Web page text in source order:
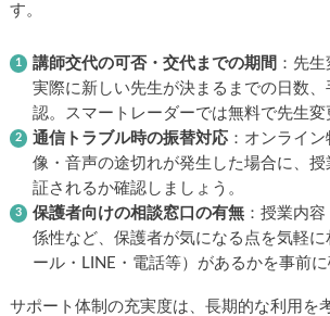
す。
講師交代の可否・交代までの期間 ：先
実際に新しい先生が決まるまでの日数
認。スマートレーダーでは無料で先生変
通信トラブル時の振替対応 ：オンライ
像・音声の途切れが発生した場合に、
証されるか確認しましょう。
保護者向けの相談窓口の有無 ：授業内
係性など、保護者が気になる点を気軽に
ール・LINE・電話等）があるかを事前に
サポート体制の充実度は、長期的な利用を